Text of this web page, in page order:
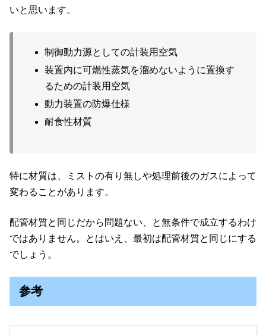
いと思います。
制御動力源としての計装用空気
装置内に可燃性蒸気を溜めないように置換す
るための計装用空気
動力装置の防爆仕様
耐食性材質
特に材質は、ミストの有り無しや処理前後のガスによって
変わることがあります。
配管材質と同じだから問題ない、と無条件で成立するわけ
ではありません。とはいえ、最初は配管材質と同じにする
でしょう。
参考